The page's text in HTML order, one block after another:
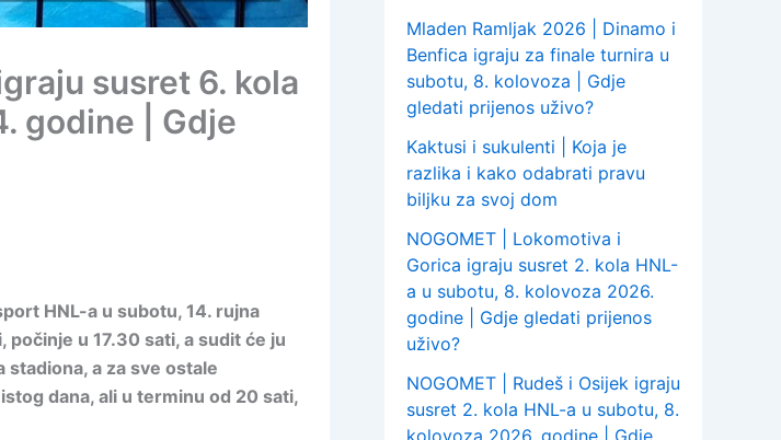
susret 6. kola
godine | Gdje
HNL-a u subotu, 14. rujna
počinje u 17.30 sati, a sudit će ju
a za sve ostale
dana, ali u terminu od 20 sati,
Mladen Ramljak 2026 | Dinamo i
Benfica igraju za finale turnira u
subotu, 8. kolovoza | Gdje
gledati prijenos uživo?
Kaktusi i sukulenti | Koja je
razlika i kako odabrati pravu
biljku za svoj dom
NOGOMET | Lokomotiva i
Gorica igraju susret 2. kola HNL-
a u subotu, 8. kolovoza 2026.
godine | Gdje gledati prijenos
uživo?
NOGOMET | Rudeš i Osijek igraju
susret 2. kola HNL-a u subotu, 8.